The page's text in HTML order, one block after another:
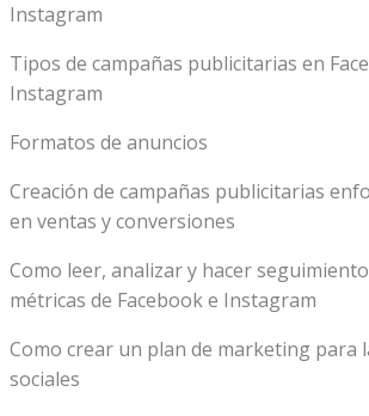
Instagram
Tipos de campañas publicitarias en
Instagram
Formatos de anuncios
Creación de campañas publicitarias
en ventas y conversiones
Como leer, analizar y hacer
métricas de Facebook e Instagram
Como crear un plan de marketing para
sociales